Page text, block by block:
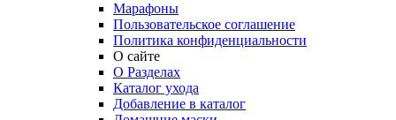
Марафоны
Пользовательское соглашение
Политика конфиденциальности
О сайте
О Разделах
Каталог ухода
Добавление в каталог